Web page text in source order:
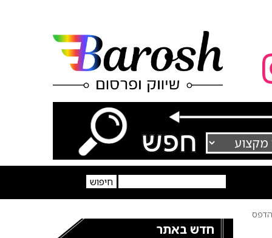
הדפס
חדש באתר